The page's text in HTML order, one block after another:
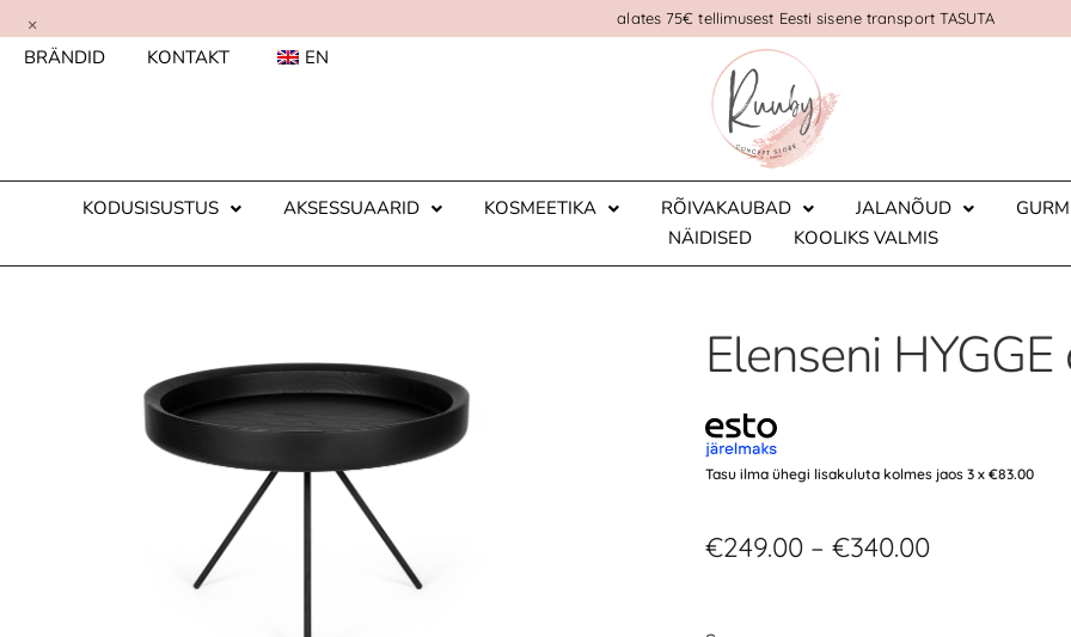
alates 75€ tellimusest Eesti sisene transport TASUTA
×
BRÄNDID KONTAKT EN
KODUSISUSTUS AKSESSUAARID KOSMEETIKA RÕIVAKAUBAD JALANÕUD
NÄIDISED
KOOLIKS VALMIS
Elenseni
Tasu ilma ühegi lisakuluta kolmes jaos 3 x €83.00
€249.00 – €340.00